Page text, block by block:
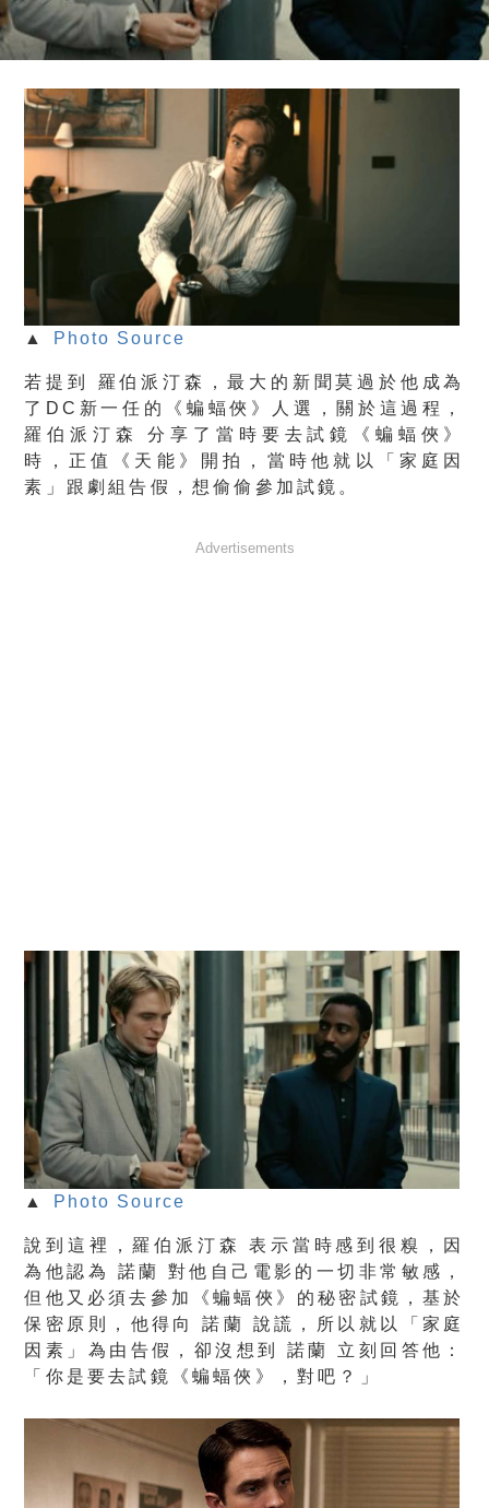
▲ Photo Source
若提到 羅伯派汀森，最大的新聞莫過於他成為
了DC新一任的《蝙蝠俠》人選，關於這過程，
羅伯派汀森 分享了當時要去試鏡《蝙蝠俠》
時，正值《天能》開拍，當時他就以「家庭因
素」跟劇組告假，想偷偷參加試鏡。
Advertisements
▲ Photo Source
說到這裡，羅伯派汀森 表示當時感到很糗，因
為他認為 諾蘭 對他自己電影的一切非常敏感，
但他又必須去參加《蝙蝠俠》的秘密試鏡，基於
保密原則，他得向 諾蘭 說謊，所以就以「家庭
因素」為由告假，卻沒想到 諾蘭 立刻回答他：
「你是要去試鏡《蝙蝠俠》，對吧？」